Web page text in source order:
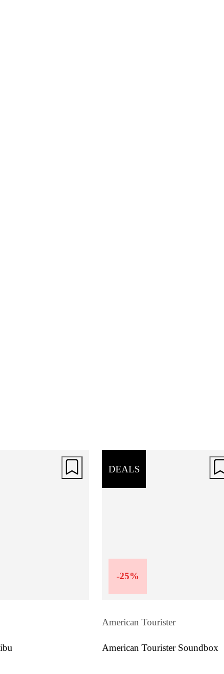
DEALS
-25%
American Tourister
American Tourister Soundbox